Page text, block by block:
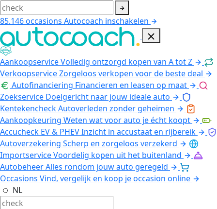
85.146occasions Autocoach inschakelen
AankoopserviceVolledig ontzorgd kopen van A tot Z
VerkoopserviceZorgeloos verkopen voor de beste deal
Autofinanciering Financieren en leasen op maat
Zoekservice Doelgericht naar jouw ideale auto
KentekencheckAutoverleden zonder geheimen
Aankoopkeuring Weten wat voor auto je écht koopt
Accucheck EV & PHEVInzicht in accustaat en rijbereik
Autoverzekering Scherp en zorgeloos verzekerd
ImportserviceVoordelig kopen uit het buitenland
AutobeheerAlles rondom jouw auto geregeld
Occasions Vind, vergelijk en koop je occasion online
NL